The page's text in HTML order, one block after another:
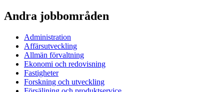
Andra jobbområden
Administration
Affärsutveckling
Allmän förvaltning
Ekonomi och redovisning
Fastigheter
Forskning och utveckling